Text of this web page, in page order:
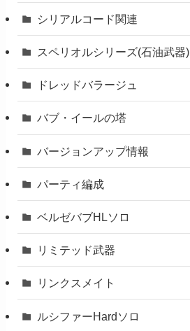
シリアルコード関連
スペリオルシリーズ(石油武器)
ドレッドバラージュ
バブ・イールの塔
バージョンアップ情報
パーティ編成
ベルゼバブHLソロ
リミテッド武器
リンクスメイト
ルシファーHardソロ